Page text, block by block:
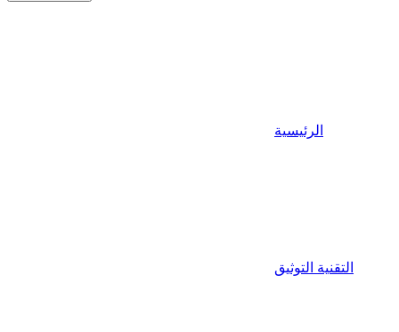
الرئيسية
التقنية التوثيق